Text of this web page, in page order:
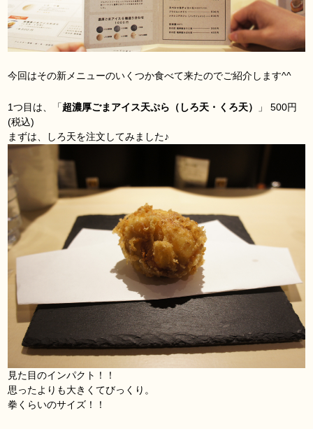
今回はその新メニューのいくつか食べて来たのでご紹介します^^
1つ目は、「超濃厚ごまアイス天ぷら（しろ天・くろ天）
」 500円
(税込)
まずは、しろ天を注文してみました♪
見た目のインパクト！！
思ったよりも大きくてびっくり。
拳くらいのサイズ！！